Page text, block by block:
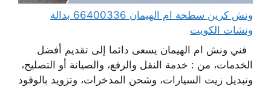
ونش كرين سطحة ام الهيمان 66400336 بدالة
ونشات الكويت
فني ونش ام الهيمان يسعى دائما إلى تقديم أفضل
الخدمات، من : خدمة النقل والرفع، والصيانة أو التصليح،
وتبديل زيت السيارات، وشحن المدخرات، وتزويد بالوقود